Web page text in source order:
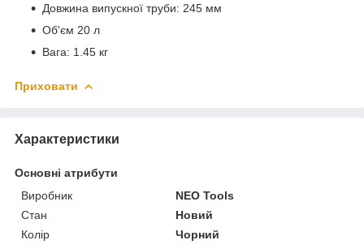
Довжина випускної труби: 245 мм
Об'єм 20 л
Вага: 1.45 кг
Приховати
Характеристики
Основні атрибути
Виробник
NEO Tools
Стан
Новий
Колір
Чорний